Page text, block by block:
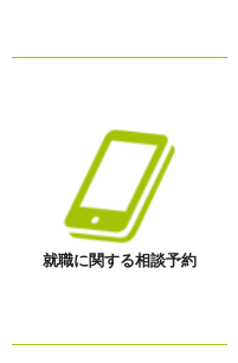
就職に関する相談予約